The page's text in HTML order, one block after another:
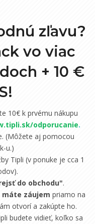
zľavu?
vo viac
+ 10 €
10€ k prvému nákupu
odporucanie.
(Môžete aj pomocou
u.)
Tipli (v ponuke je cca 1
do obchodu".
záujem priamo na
otvorí a zakúpte ho.
budete vidieť, koľko sa